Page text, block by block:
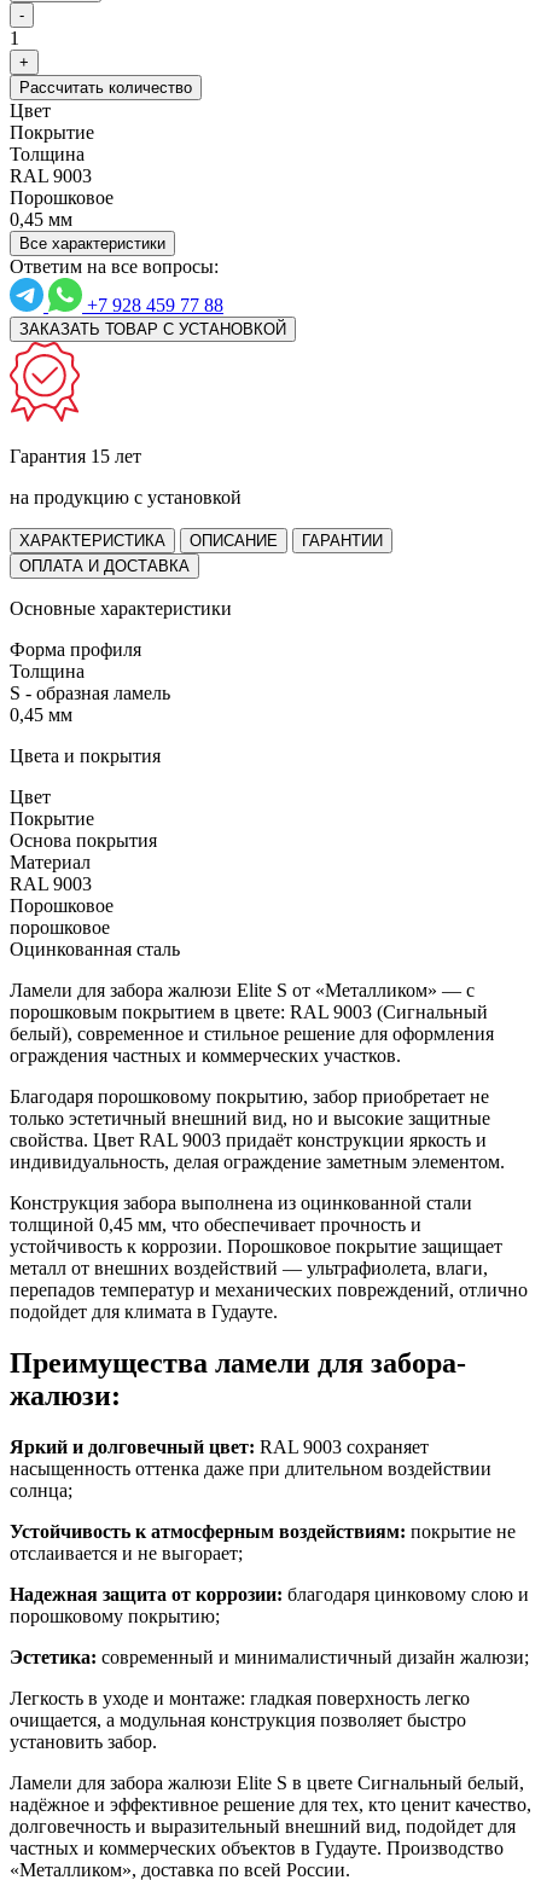
-
1
+
Рассчитать количество
Цвет
Покрытие
Толщина
RAL 9003
Порошковое
0,45 мм
Все характеристики
Ответим на все вопросы:
+7 928 459 77 88
ЗАКАЗАТЬ ТОВАР С УСТАНОВКОЙ
Гарантия 15 лет
на продукцию с установкой
ХАРАКТЕРИСТИКА ОПИСАНИЕ
ГАРАНТИИ
ОПЛАТА И ДОСТАВКА
Основные характеристики
Форма профиля
Толщина
S - образная ламель
0,45 мм
Цвета и покрытия
Цвет
Покрытие
Основа покрытия
Материал
RAL 9003
Порошковое
порошковое
Оцинкованная сталь
Ламели для забора жалюзи Elite S от «Металликом» — с
порошковым покрытием в цвете: RAL 9003 (Сигнальный
белый), современное и стильное решение для оформления
ограждения частных и коммерческих участков.
Благодаря порошковому покрытию, забор приобретает не
только эстетичный внешний вид, но и высокие защитные
свойства. Цвет RAL 9003 придаёт конструкции яркость и
индивидуальность, делая ограждение заметным элементом.
Конструкция забора выполнена из оцинкованной стали
толщиной 0,45 мм, что обеспечивает прочность и
устойчивость к коррозии. Порошковое покрытие защищает
металл от внешних воздействий — ультрафиолета, влаги,
перепадов температур и механических повреждений, отлично
подойдет для климата в Гудауте.
Преимущества ламели для забора-
жалюзи:
Яркий и долговечный цвет: RAL 9003 сохраняет
насыщенность оттенка даже при длительном воздействии
солнца;
Устойчивость к атмосферным воздействиям: покрытие не
отслаивается и не выгорает;
Надежная защита от коррозии: благодаря цинковому слою и
порошковому покрытию;
Эстетика: современный и минималистичный дизайн жалюзи;
Легкость в уходе и монтаже: гладкая поверхность легко
очищается, а модульная конструкция позволяет быстро
установить забор.
Ламели для забора жалюзи Elite S в цвете Сигнальный белый,
надёжное и эффективное решение для тех, кто ценит качество,
долговечность и выразительный внешний вид, подойдет для
частных и коммерческих объектов в Гудауте. Производство
«Металликом», доставка по всей России.